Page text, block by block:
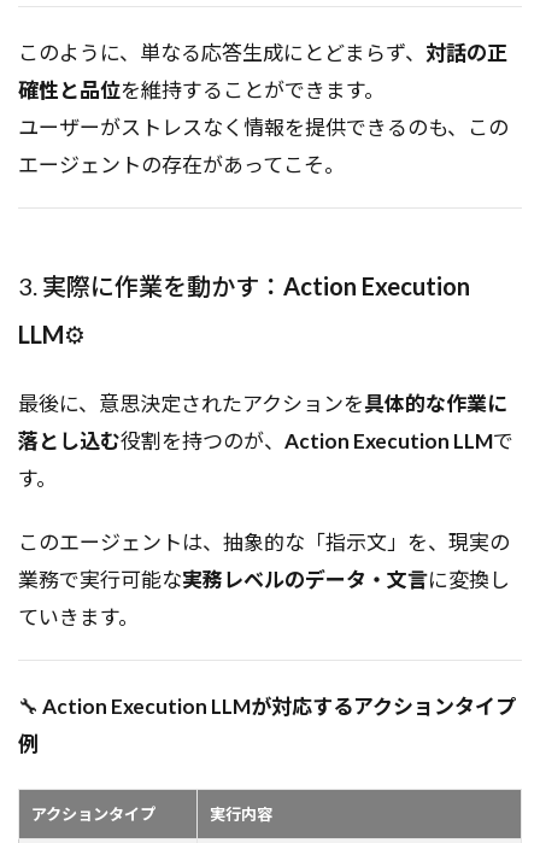
このように、単なる応答生成にとどまらず、 対話の正
確性と品位を維持することができます。
ユーザーがストレスなく情報を提供できるのも、この
エージェントの存在があってこそ。
3. 実際に作業を動かす： Action Execution
LLM⚙️
最後に、意思決定されたアクションを具体的な作業に
落とし込む役割を持つのが、 Action Execution LLMで
す。
このエージェントは、抽象的な「指示文」を、現実の
業務で実行可能な実務レベルのデータ・文言に変換し
ていきます。
🔧 Action Execution LLMが対応するアクションタイプ
例
アクションタイプ 実行内容